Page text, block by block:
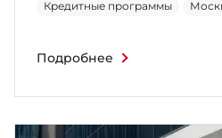
Кредитные программы
Подробнее